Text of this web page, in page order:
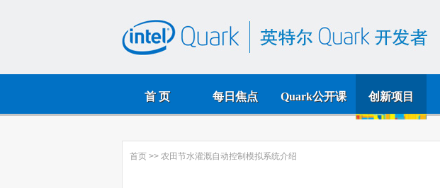
首 页 每日焦点 Quark公开课 创新项目
首页 >> 农田节水灌溉自动控制模拟系统介绍